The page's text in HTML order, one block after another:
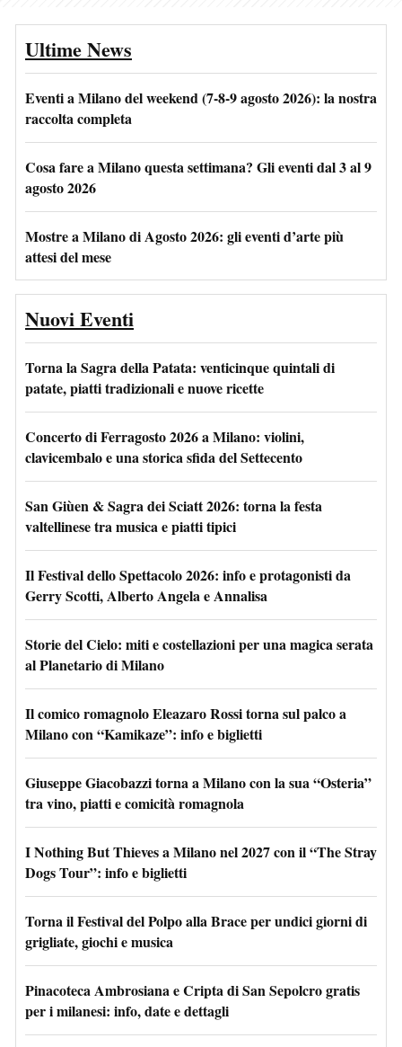
Ultime News
Eventi a Milano del weekend (7-8-9 agosto 2026): la nostra
raccolta completa
Cosa fare a Milano questa settimana? Gli eventi dal 3 al 9
agosto 2026
Mostre a Milano di Agosto 2026: gli eventi d’arte più
attesi del mese
Nuovi Eventi
Torna la Sagra della Patata: venticinque quintali di
patate, piatti tradizionali e nuove ricette
Concerto di Ferragosto 2026 a Milano: violini,
clavicembalo e una storica sfida del Settecento
San Giùen & Sagra dei Sciatt 2026: torna la festa
valtellinese tra musica e piatti tipici
Il Festival dello Spettacolo 2026: info e protagonisti da
Gerry Scotti, Alberto Angela e Annalisa
Storie del Cielo: miti e costellazioni per una magica serata
al Planetario di Milano
Il comico romagnolo Eleazaro Rossi torna sul palco a
Milano con “Kamikaze”: info e biglietti
Giuseppe Giacobazzi torna a Milano con la sua “Osteria”
tra vino, piatti e comicità romagnola
I Nothing But Thieves a Milano nel 2027 con il “The Stray
Dogs Tour”: info e biglietti
Torna il Festival del Polpo alla Brace per undici giorni di
grigliate, giochi e musica
Pinacoteca Ambrosiana e Cripta di San Sepolcro gratis
per i milanesi: info, date e dettagli